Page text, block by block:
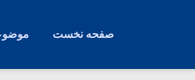
صفحه نخست